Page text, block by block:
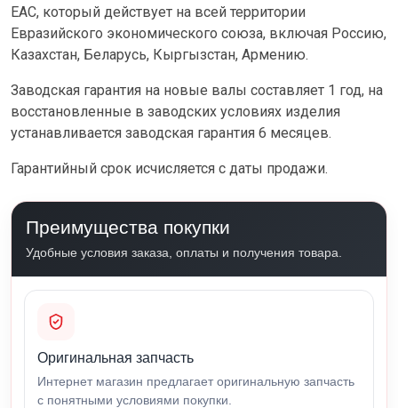
ЕАС, который действует на всей территории
Евразийского экономического союза, включая Россию,
Казахстан, Беларусь, Кыргызстан, Армению.
Заводская гарантия на новые валы составляет 1 год, на
восстановленные в заводских условиях изделия
устанавливается заводская гарантия 6 месяцев.
Гарантийный срок исчисляется с даты продажи.
Преимущества покупки
Удобные условия заказа, оплаты и получения товара.
Оригинальная запчасть
Интернет магазин предлагает оригинальную запчасть
с понятными условиями покупки.